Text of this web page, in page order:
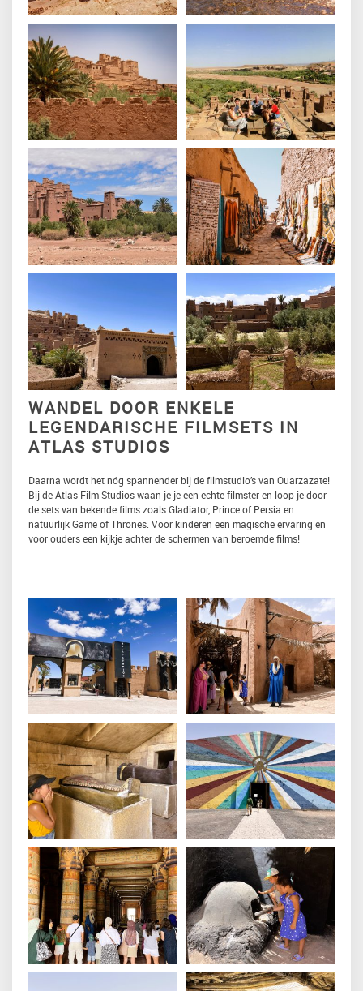
WANDEL DOOR ENKELE
LEGENDARISCHE FILMSETS IN
ATLAS STUDIOS
Daarna wordt het nóg spannender bij de filmstudio’s van Ouarzazate!
Bij de Atlas Film Studios waan je je een echte filmster en loop je door
de sets van bekende films zoals Gladiator, Prince of Persia en
natuurlijk Game of Thrones. Voor kinderen een magische ervaring en
voor ouders een kijkje achter de schermen van beroemde films!